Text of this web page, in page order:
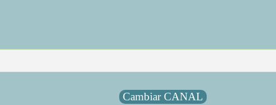
Cambiar CANAL